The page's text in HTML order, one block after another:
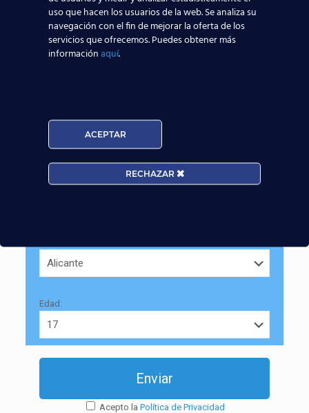
Si quieres saber más sobre nuestra formación
, puedes
contactar con nosotros a través de este
formulario :
Edad:
Acepto la Política de Privacidad
uso que hacen los usuarios de la web. Se analiza su
navegación con el fin de mejorar la oferta de los
servicios que ofrecemos. Puedes obtener más
informaciónaquí.
ACEPTAR
RECHAZAR